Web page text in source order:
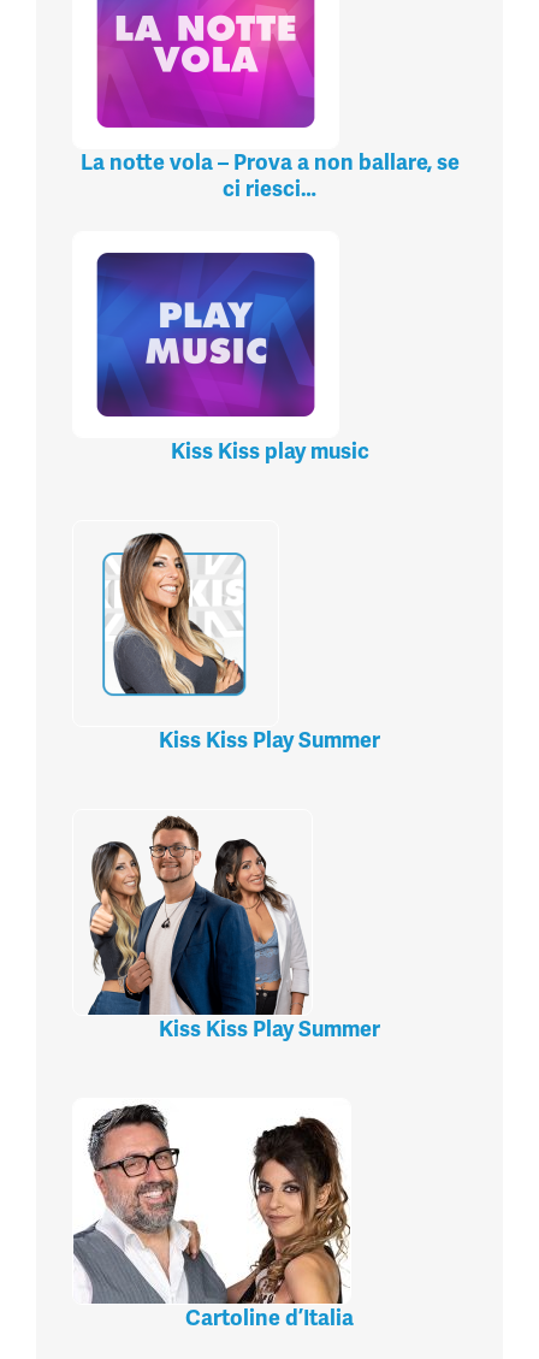
La notte vola – Prova a non ballare, se
ci riesci…
Kiss Kiss play music
Kiss Kiss Play Summer
Kiss Kiss Play Summer
Cartoline d’Italia